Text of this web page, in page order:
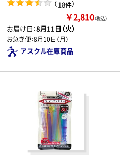
（18件）
￥2,810（税込）
お届け日：8月11日（火）
お急ぎ便：8月10日（月）
アスクル在庫商品